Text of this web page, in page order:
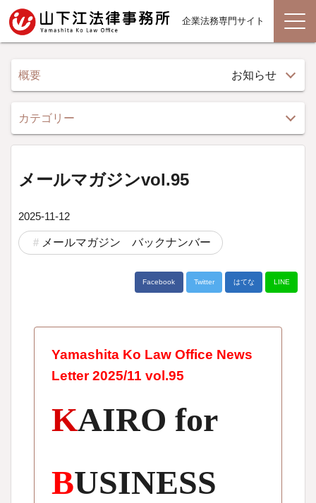
企業法務専門サイト
メールマガジンvol.95
2025-11-12
メールマガジン バックナンバー
Facebook Twitter はてな LINE
Yamashita Ko Law Office News
Letter 2025/11 vol.95
KAIRO for
BUSINESS
概要 お知らせ
カテゴリー